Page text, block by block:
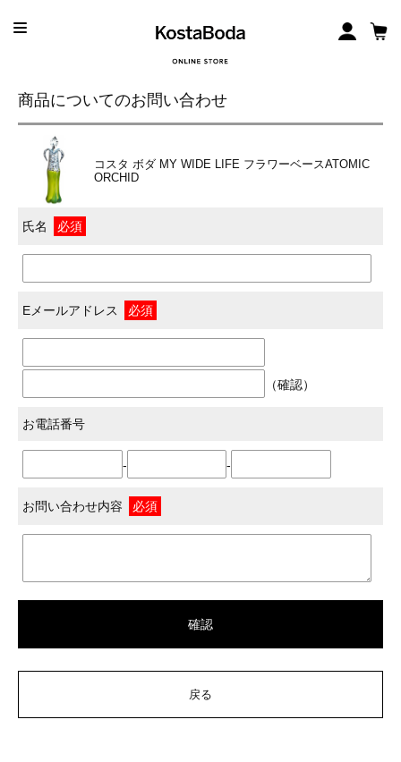
商品についてのお問い合わせ
コスタ ボダ MY WIDE LIFE フラワーベースATOMIC
ORCHID
氏名 必須
Eメールアドレス 必須
（確認）
お電話番号
- -
お問い合わせ内容 必須